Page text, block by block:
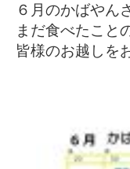
６月のかばやん
まだ食べたこと
皆様のお越しを